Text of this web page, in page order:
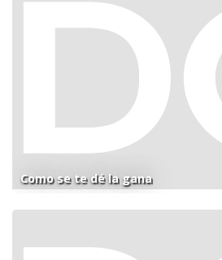
Como se te dé la gana